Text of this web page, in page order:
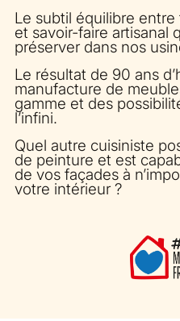
Le subtil équilibre
et savoir-faire artisanal
préserver dans nos
Le résultat de 90 ans
manufacture de
gamme et des
l’infini.
Quel autre cuisiniste
de peinture et est
de vos façades à
votre intérieur ?